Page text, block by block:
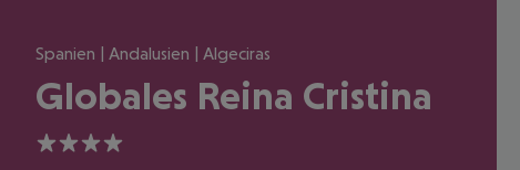
Spanien | Andalusien | Algeciras
Globales Reina Cristina
4